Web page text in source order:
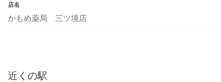
店名
かもめ薬局 三ツ境店
近くの駅